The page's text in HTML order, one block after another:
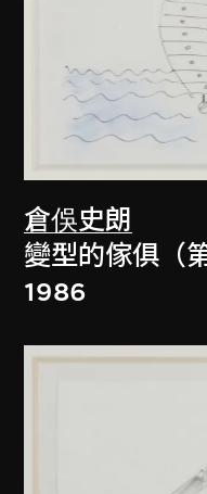
倉俁史朗
變型的傢俱（
1986